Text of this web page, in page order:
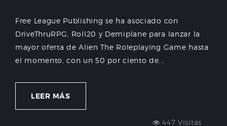
Free League Publishing se ha asociado con
DriveThruRPG, Roll20 y Demiplane para lanzar la
mayor oferta de Alien The Roleplaying Game hasta
el momento, con un 50 por ciento de...
LEER MÁS
447 Visitas